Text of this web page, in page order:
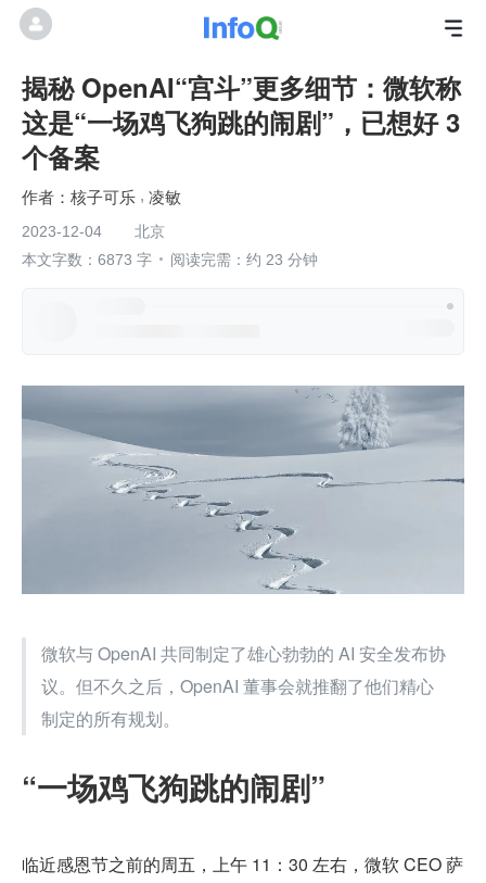
揭秘 OpenAI“宫斗”更多细节：微软称
这是“一场鸡飞狗跳的闹剧”，已想好 3
个备案
核子可乐 凌敏
2023-12-04
北京
本文字数：6873 字
阅读完需：约 23 分钟
微软与 OpenAI 共同制定了雄心勃勃的 AI 安全发布协
议。但不久之后，OpenAI 董事会就推翻了他们精心
制定的所有规划。
“一场鸡飞狗跳的闹剧”
临近感恩节之前的周五，上午 11：30 左右，微软 CEO 萨